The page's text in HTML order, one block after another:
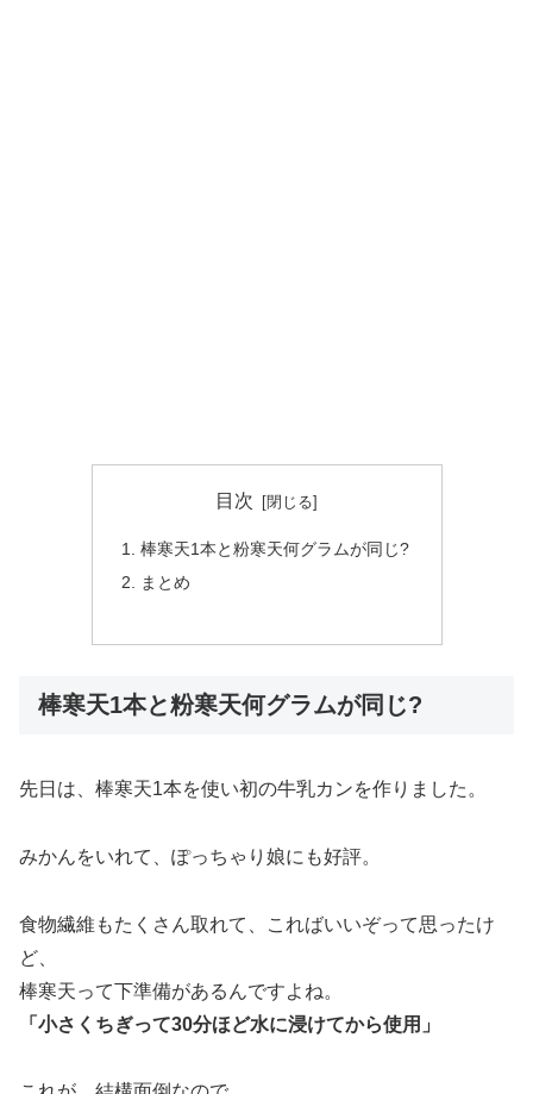
目次
棒寒天1本と粉寒天何グラムが同じ?
まとめ
棒寒天1本と粉寒天何グラムが同じ?
先日は、棒寒天1本を使い初の牛乳カンを作りました。
みかんをいれて、ぽっちゃり娘にも好評。
食物繊維もたくさん取れて、こればいいぞって思ったけ
ど、
棒寒天って下準備があるんですよね。
「小さくちぎって30分ほど水に浸けてから使用」